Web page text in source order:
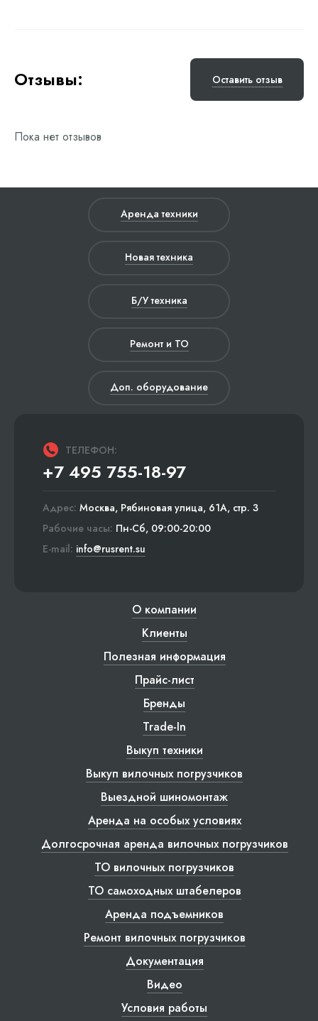
Отзывы: Оставить отзыв
Пока нет отзывов
Аренда техники
Новая техника
Б/У техника
Ремонт и ТО
Доп. оборудование
ТЕЛЕФОН:
+7 495 755-18-97
Адрес: Москва, Рябиновая улица, 61А, стр. 3
Рабочие часы: Пн-Сб, 09:00-20:00
E-mail: info@rusrent.su
О компании
Клиенты
Полезная информация
Прайс-лист
Бренды
Trade-In
Выкуп техники
Выкуп вилочных погрузчиков
Выездной шиномонтаж
Аренда на особых условиях
Долгосрочная аренда вилочных погрузчиков
ТО вилочных погрузчиков
ТО самоходных штабелеров
Аренда подъемников
Ремонт вилочных погрузчиков
Документация
Видео
Условия работы